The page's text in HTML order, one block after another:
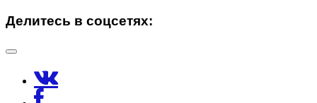
Делитесь в соцсетях: